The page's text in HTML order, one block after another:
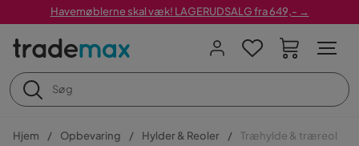
Havemøblerne skal væk! LAGERUDSALG fra 649,- →
Hjem Opbevaring Hylder & Reoler Træhylde & træreol